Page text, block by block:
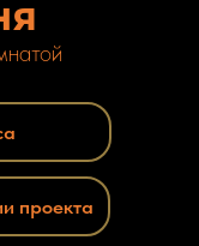
проекта